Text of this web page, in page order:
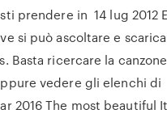
prendere in 14 lug 2012
si può ascoltare e
Basta ricercare la canzone
vedere gli elenchi di
2016 The most beautiful